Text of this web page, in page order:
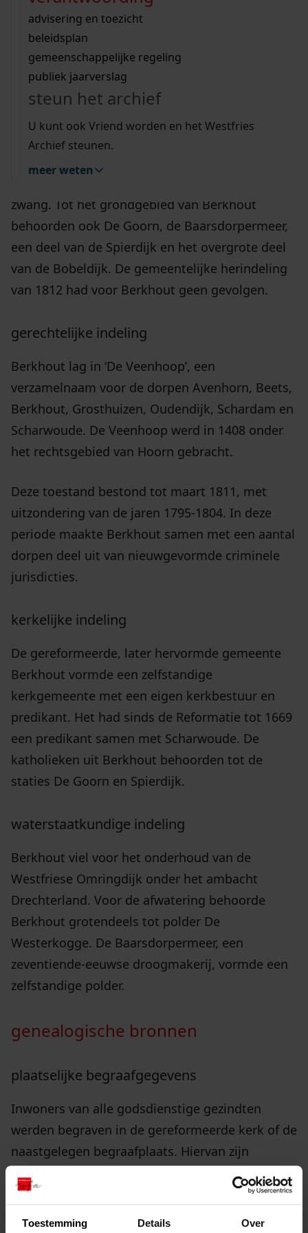
Toestemming Details Over
bouwvergunningen
omgevingsvergunningen
vergunningen
beeld en geluid
uitleg nodig?
Wij helpen u op weg met een aantal zoektips.
bekijk alle zoektips
Wij helpen u op weg met een aantal zoektips.
bekijk alle zoektips
bekijk ons geschiedenislokaal
advisering en toezicht
beleidsplan
gemeenschappelijke regeling
publiek jaarverslag
steun het archief
U kunt ook Vriend worden en het Westfries
Archief steunen.
meer weten
Berkhout wordt voor het eerst vermeld in een
baljuwsrekening uit 1311, als
document komen onder meer de namen voor
van de oudste misdadigers van het dorp.
Berkhout was een zelfstandig dorp met eigen
zwang. Tot het grondgebied van Berkhout
behoorden ook De Goorn, de Baarsdorpermeer,
een deel van de Spierdijk en het overgrote deel
van de Bobeldijk. De gemeentelijke herindeling
van 1812 had voor Berkhout geen gevolgen.
gerechtelijke indeling
Berkhout lag in ‘De Veenhoop’, een
verzamelnaam voor de dorpen Avenhorn, Beets,
Berkhout, Grosthuizen, Oudendijk, Schardam en
Scharwoude. De Veenhoop werd in 1408 onder
het rechtsgebied van Hoorn gebracht.
Deze toestand bestond tot maart 1811, met
uitzondering van de jaren 1795-1804. In deze
periode maakte Berkhout samen met een aantal
dorpen deel uit van nieuwgevormde criminele
jurisdicties.
kerkelijke indeling
De gereformeerde, later hervormde gemeente
Berkhout vormde een zelfstandige
kerkgemeente met een eigen kerkbestuur en
predikant. Het had sinds de Reformatie tot 1669
een predikant samen met Scharwoude. De
katholieken uit Berkhout behoorden tot de
staties De Goorn en Spierdijk.
waterstaatkundige indeling
Berkhout viel voor het onderhoud van de
Westfriese Omringdijk onder het ambacht
Drechterland. Voor de afwatering behoorde
Berkhout grotendeels tot polder De
Westerkogge. De Baarsdorpermeer, een
zeventiende-eeuwse droogmakerij, vormde een
zelfstandige polder.
genealogische bronnen
plaatselijke begraafgegevens
Inwoners van alle godsdienstige gezindten
werden begraven in de gereformeerde kerk of de
naastgelegen begraafplaats. Hiervan zijn
gegevens bewaard gebleven uit de jaren 1674-
1687 en 1723-1828.